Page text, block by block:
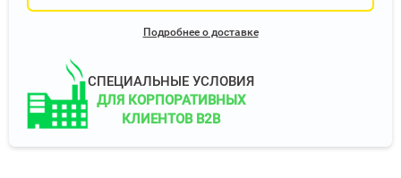
Подробнее о доставке
СПЕЦИАЛЬНЫЕ УСЛОВИЯ
ДЛЯ КОРПОРАТИВНЫХ
КЛИЕНТОВ B2B